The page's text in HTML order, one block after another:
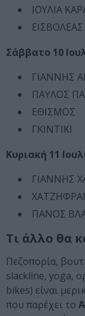
ΙΟΥΛΙΑ
ΕΙΣΒΟΛΕΑΣ
Σάββατο 10
ΓΙΑΝΝΗΣ
ΠΑΥΛΟΣ
ΕΘΙΣΜΟΣ
ΓΚΙΝΤΙΚΙ
Κυριακή 11
ΓΙΑΝΝΗΣ
ΠΑΝΟΣ
Τι άλλο θα
Πεζοπορία,
slackline, yoga,
bikes) είναι
που παρέχει το